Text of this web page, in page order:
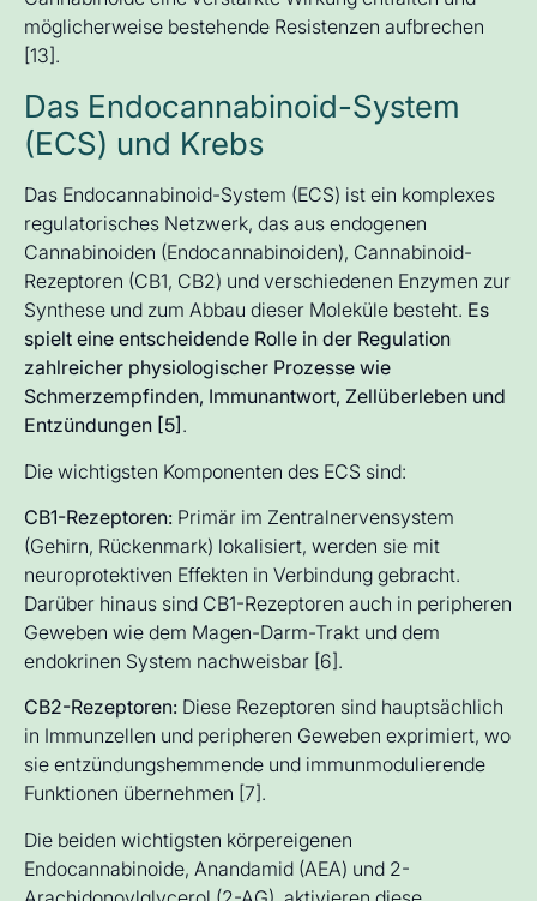
möglicherweise bestehende Resistenzen aufbrechen
[13].
Das Endocannabinoid-System
(ECS) und Krebs
Das Endocannabinoid-System (ECS) ist ein komplexes
regulatorisches Netzwerk, das aus endogenen
Cannabinoiden (Endocannabinoiden), Cannabinoid-
Rezeptoren (CB1, CB2) und verschiedenen Enzymen zur
Synthese und zum Abbau dieser Moleküle besteht. Es
spielt eine entscheidende Rolle in der Regulation
zahlreicher physiologischer Prozesse wie
Schmerzempfinden, Immunantwort, Zellüberleben und
Entzündungen [5].
Die wichtigsten Komponenten des ECS sind:
CB1-Rezeptoren: Primär im Zentralnervensystem
(Gehirn, Rückenmark) lokalisiert, werden sie mit
neuroprotektiven Effekten in Verbindung gebracht.
Darüber hinaus sind CB1-Rezeptoren auch in peripheren
Geweben wie dem Magen-Darm-Trakt und dem
endokrinen System nachweisbar [6].
CB2-Rezeptoren: Diese Rezeptoren sind hauptsächlich
in Immunzellen und peripheren Geweben exprimiert, wo
sie entzündungshemmende und immunmodulierende
Funktionen übernehmen [7].
Die beiden wichtigsten körpereigenen
Endocannabinoide, Anandamid (AEA) und 2-